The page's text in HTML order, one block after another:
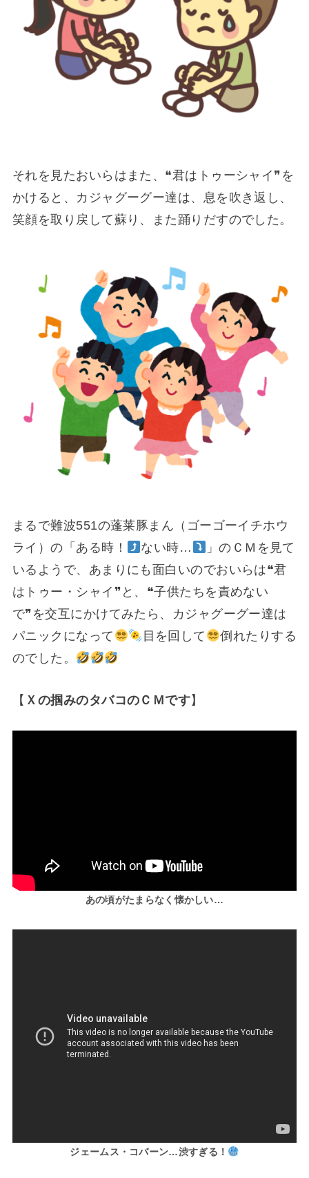
それを見たおいらはまた、❝君はトゥーシャイ❞を
かけると、カジャグーグー達は、息を吹き返し、
笑顔を取り戻して蘇り、また踊りだすのでした。
まるで難波551の蓬莱豚まん（ゴーゴーイチホウ
ライ）の「ある時！
ない時…
」のＣＭを見て
いるようで、あまりにも面白いのでおいらは❝君
はトゥー・シャイ❞と、❝子供たちを責めない
で❞を交互にかけてみたら、カジャグーグー達は
パニックになって
目を回して
倒れたりする
のでした。
【 Ｘの掴みのタバコのＣＭです】
あの頃がたまらなく懐かしい…
ジェームス・コバーン…渋すぎる！